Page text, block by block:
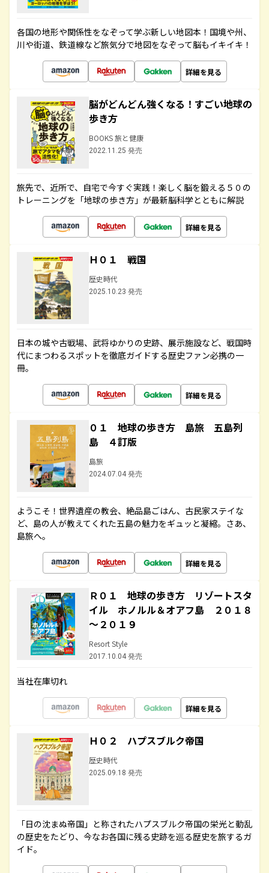
各国の地形や関係性をなぞって学ぶ新しい地図本！国境や州、
川や街道、鉄道線など旅気分で地図をなぞって脳もイキイキ！
詳細を見る
脳がどんどん強くなる！すごい地球の
歩き方
BOOKS 旅と健康
2022.11.25 発売
旅先で、近所で、自宅で今すぐ実践！楽しく脳を鍛える５０の
トレーニングを「地球の歩き方」が最新脳科学とともに解説
詳細を見る
Ｈ０１ 戦国
歴史時代
2025.10.23 発売
日本の城や古戦場、武将ゆかりの史跡、展示施設など、戦国時
代にまつわるスポットを徹底ガイドする歴史ファン必携の一
冊。
詳細を見る
０１ 地球の歩き方 島旅 五島列
島 ４訂版
島旅
2024.07.04 発売
ようこそ！世界遺産の教会、絶品島ごはん、古民家ステイな
ど、島の人が教えてくれた五島の魅力をギュッと凝縮。さあ、
島旅へ。
詳細を見る
Ｒ０１ 地球の歩き方 リゾートスタ
イル ホノルル＆オアフ島 ２０１８
～２０１９
Resort Style
2017.10.04 発売
当社在庫切れ
詳細を見る
Ｈ０２ ハプスブルク帝国
歴史時代
2025.09.18 発売
「日の沈まぬ帝国」と称されたハプスブルク帝国の栄光と動乱
の歴史をたどり、今なお各国に残る史跡を巡る歴史を旅するガ
イド。